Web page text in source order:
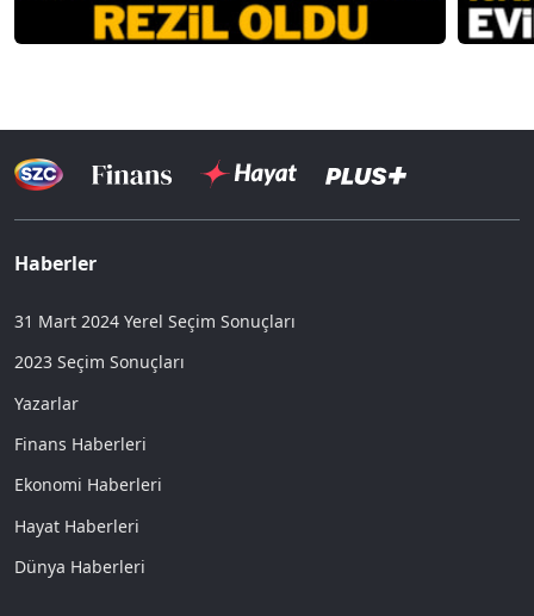
Haberler
31 Mart 2024 Yerel Seçim Sonuçları
2023 Seçim Sonuçları
Yazarlar
Finans Haberleri
Ekonomi Haberleri
Hayat Haberleri
Dünya Haberleri